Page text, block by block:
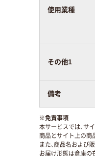
使用業種
その他1
備考
※免責事項
本サービスでは、サ
商品とサイト上の商
また、商品名および
お届け形態は倉庫の